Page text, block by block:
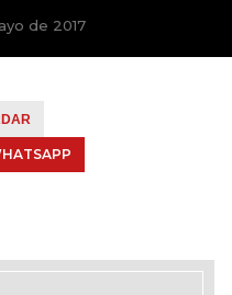
de 2017